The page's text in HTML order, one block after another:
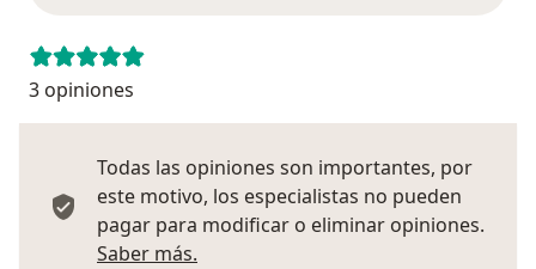
3 opiniones
Todas las opiniones son importantes, por
este motivo, los especialistas no pueden
pagar para modificar o eliminar opiniones.
Saber más.